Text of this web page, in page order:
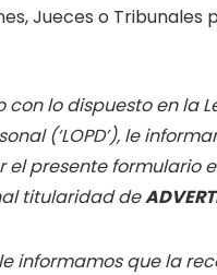
Jueces o Tribunales
con lo dispuesto en la
(‘LOPD’), le
presente formulario
titularidad de
le informamos que la